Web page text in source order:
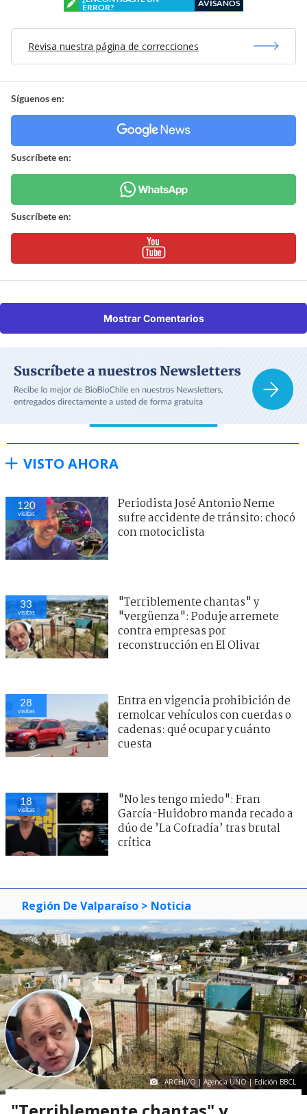
ERROR?
AVÍSANOS
Revisa nuestra página de correcciones
Síguenos en:
Suscríbete en:
Suscríbete en:
Mostrar Comentarios
VISTO AHORA
120
visitas
Periodista José Antonio Neme
sufre accidente de tránsito: chocó
con motociclista
33
visitas
"Terriblemente chantas" y
"vergüenza": Poduje arremete
contra empresas por
reconstrucción en El Olivar
28
visitas
Entra en vigencia prohibición de
remolcar vehículos con cuerdas o
cadenas: qué ocupar y cuánto
cuesta
18
visitas
"No les tengo miedo": Fran
García-Huidobro manda recado a
dúo de ’La Cofradía’ tras brutal
crítica
Región De Valparaíso > Noticia
ARCHIVO | Agencia UNO | Edición BBCL